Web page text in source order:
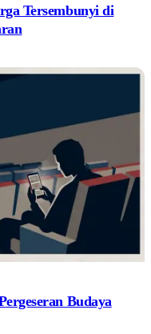
antara
Dipertaruhkan